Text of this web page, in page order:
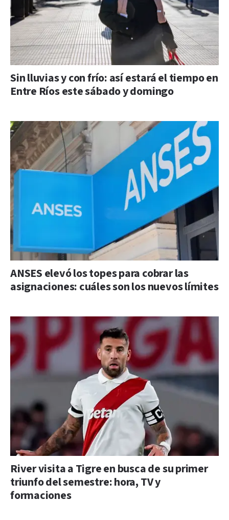
Sin lluvias y con frío: así estará el tiempo en
Entre Ríos este sábado y domingo
ANSES elevó los topes para cobrar las
asignaciones: cuáles son los nuevos límites
River visita a Tigre en busca de su primer
triunfo del semestre: hora, TV y
formaciones